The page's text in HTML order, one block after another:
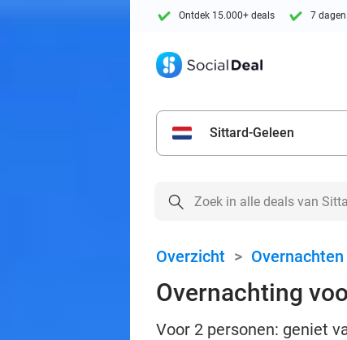
Ontdek 15.000+ deals 7
Sittard-Geleen
Overzicht > Overnachten
Overnachting
Voor 2 personen: geniet